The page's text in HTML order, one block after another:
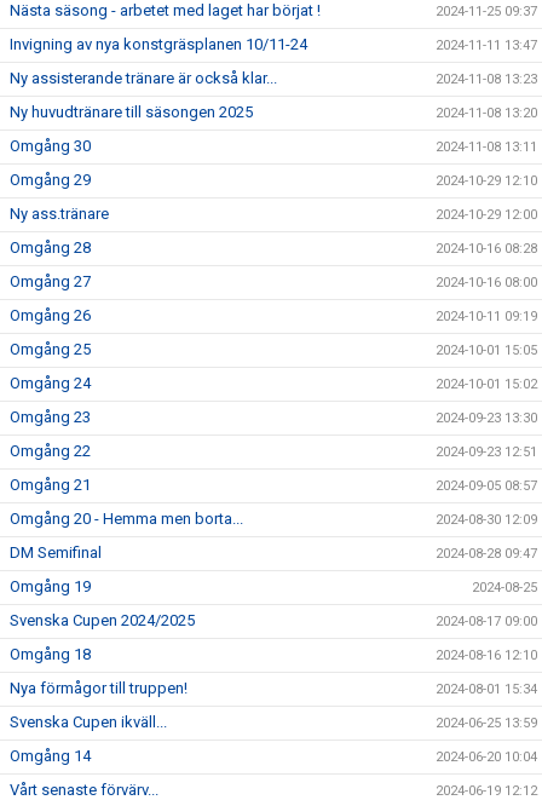
Nästa säsong - arbetet med laget har börjat ! 2024-11-25 09:37
Invigning av nya konstgräsplanen 10/11-24 2024-11-11 13:47
Ny assisterande tränare är också klar... 2024-11-08 13:23
Ny huvudtränare till säsongen 2025 2024-11-08 13:20
Omgång 30 2024-11-08 13:11
Omgång 29 2024-10-29 12:10
Ny ass.tränare 2024-10-29 12:00
Omgång 28 2024-10-16 08:28
Omgång 27 2024-10-16 08:00
Omgång 26 2024-10-11 09:19
Omgång 25 2024-10-01 15:05
Omgång 24 2024-10-01 15:02
Omgång 23 2024-09-23 13:30
Omgång 22 2024-09-23 12:51
Omgång 21 2024-09-05 08:57
Omgång 20 - Hemma men borta... 2024-08-30 12:09
DM Semifinal 2024-08-28 09:47
Omgång 19 2024-08-25
Svenska Cupen 2024/2025 2024-08-17 09:00
Omgång 18 2024-08-16 12:10
Nya förmågor till truppen! 2024-08-01 15:34
Svenska Cupen ikväll... 2024-06-25 13:59
Omgång 14 2024-06-20 10:04
Vårt senaste förvärv... 2024-06-19 12:12